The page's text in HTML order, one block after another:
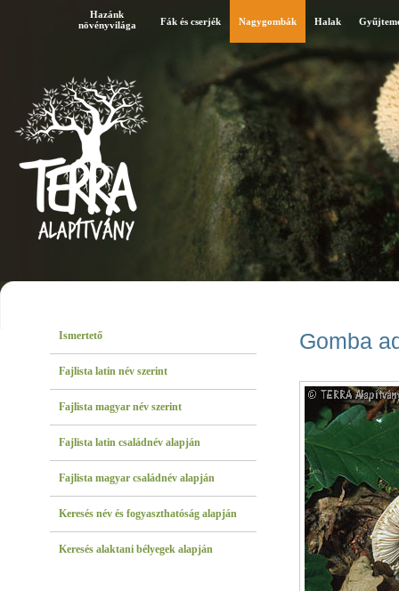
Hazánk
növényvilága
Fák és cserjék Nagygombák Halak
Ismertető
Fajlista latin név szerint
Fajlista magyar név szerint
Fajlista latin családnév alapján
Fajlista magyar családnév alapján
Keresés név és fogyaszthatóság alapján
Keresés alaktani bélyegek alapján
Gomba